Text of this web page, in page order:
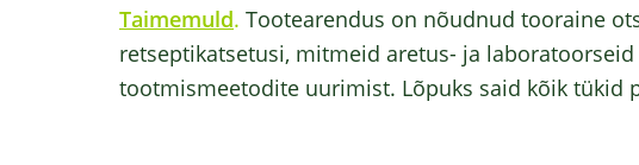
Taimemuld. Tootearendus on nõudnud tooraine
retseptikatsetusi, mitmeid aretus- ja
tootmismeetodite uurimist. Lõpuks said kõik tükid